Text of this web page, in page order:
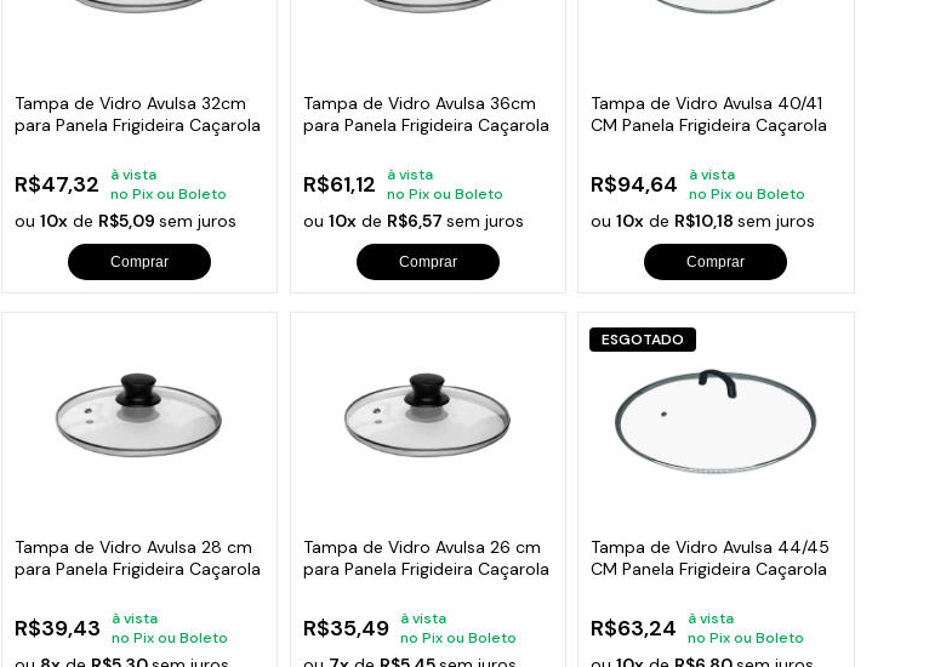
Tampa de Vidro Avulsa 32cm
para Panela Frigideira Caçarola
R$47,32
à vista
no Pix ou Boleto
ou10x de R$5,09sem juros
Comprar
Tampa de Vidro Avulsa 36cm
para Panela Frigideira Caçarola
R$61,12
à vista
no Pix ou Boleto
ou 10xde R$6,57 sem juros
Comprar
Tampa de Vidro Avulsa 40/41
CM Panela Frigideira Caçarola
R$94,64
à vista
no Pix ou Boleto
ou10x de R$10,18sem juros
Comprar
Tampa de Vidro Avulsa 28 cm
para Panela Frigideira Caçarola
R$39,43
à vista
no Pix ou Boleto
Tampa de Vidro Avulsa 26 cm
para Panela Frigideira Caçarola
R$35,49
à vista
no Pix ou Boleto
ESGOTADO
Tampa de Vidro Avulsa 44/45
CM Panela Frigideira Caçarola
R$63,24
à vista
no Pix ou Boleto